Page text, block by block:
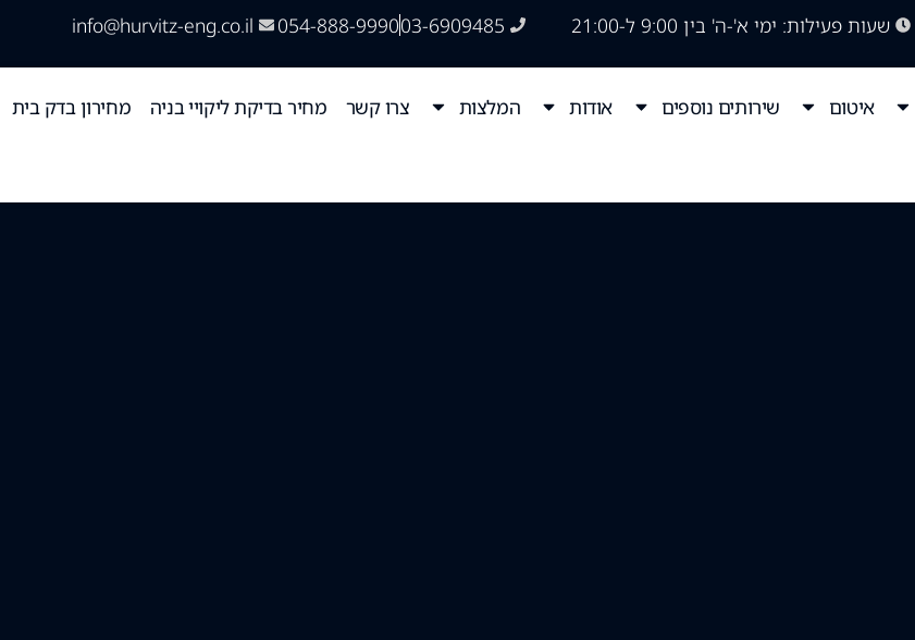
שעות פעילות: ימי א'-ה' בין 9:00 ל-21:00 03-6909485
054-888-9990
info@hurvitz-eng.co.il
איטום שירותים נוספים אודות המלצות צרו קשר מחיר בדיקת ליקויי בניה מחירון בדק בית